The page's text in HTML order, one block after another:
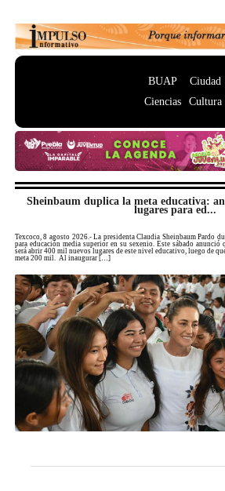
BUAP
Ciencias
Ciudad
Cultura
Sheinbaum duplica la meta educativa:
lugares para ed...
Texcoco, 8 agosto 2026.- La presidenta Claudia Sheinbaum Pardo
para educación media superior en su sexenio. Este sábado
será abrir 400 mil nuevos lugares de este nivel educativo, luego de
meta 200 mil. Al inaugurar […]